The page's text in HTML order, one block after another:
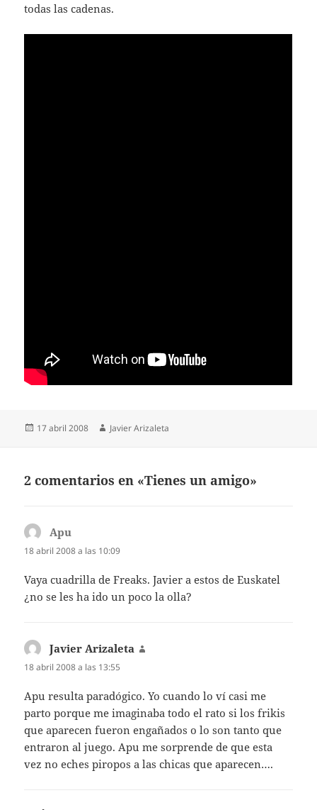
todas las cadenas.
Publicado
17 abril 2008 Autor
Javier Arizaleta
2 comentarios en «Tienes un amigo»
Apu
18 abril 2008 a las 10:09
Vaya cuadrilla de Freaks. Javier a estos de Euskatel
¿no se les ha ido un poco la olla?
Javier Arizaleta
18 abril 2008 a las 13:55
Apu resulta paradógico. Yo cuando lo ví casi me
parto porque me imaginaba todo el rato si los frikis
que aparecen fueron engañados o lo son tanto que
entraron al juego. Apu me sorprende de que esta
vez no eches piropos a las chicas que aparecen….